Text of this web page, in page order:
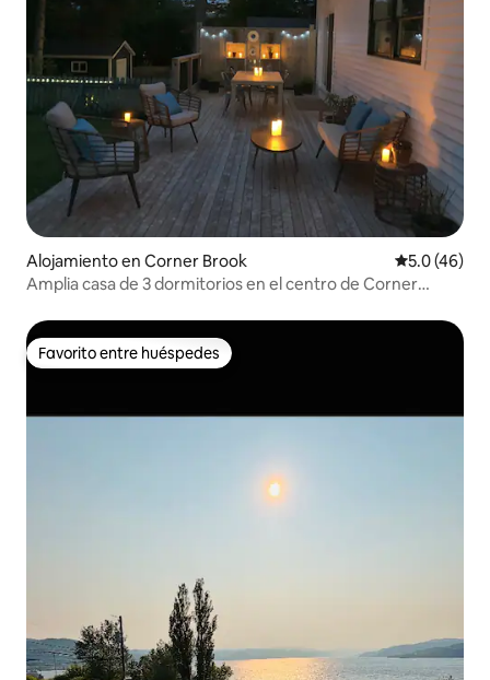
Alojamiento en Corner Brook Calificación
5.0 (46)
Amplia casa de 3 dormitorios en el centro de Corner
Favorito entre huéspedes
Favorito entre huéspedes